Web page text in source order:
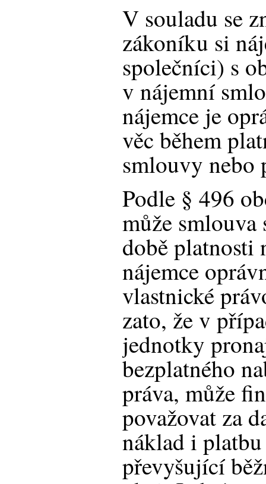
V souladu se
zákoníku si
společníci) s
v nájemní
nájemce je
věc během
smlouvy
Podle § 496
může
době platnosti
nájemce
vlastnické
zato, že v
jednotky
bezplatného
práva, může
považovat za
náklad i
převyšující